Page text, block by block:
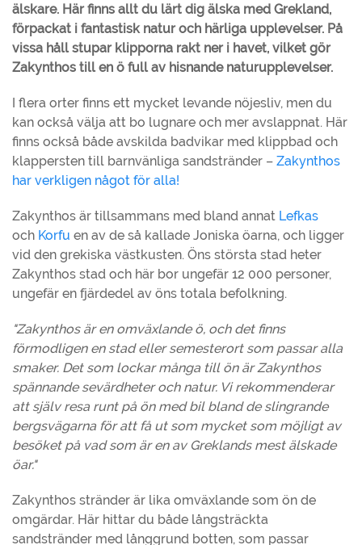
älskare. Här finns allt du lärt dig älska med Grekland,
förpackat i fantastisk natur och härliga upplevelser. På
vissa håll stupar klipporna rakt ner i havet, vilket gör
Zakynthos till en ö full av hisnande naturupplevelser.
I flera orter finns ett mycket levande nöjesliv, men du
kan också välja att bo lugnare och mer avslappnat. Här
finns också både avskilda badvikar med klippbad och
klappersten till barnvänliga sandstränder – Zakynthos
har verkligen något för alla!
Zakynthos är tillsammans med bland annat Lefkas
och Korfu en av de så kallade Joniska öarna, och ligger
vid den grekiska västkusten. Öns största stad heter
Zakynthos stad och här bor ungefär 12 000 personer,
ungefär en fjärdedel av öns totala befolkning.
"Zakynthos är en omväxlande ö, och det finns
förmodligen en stad eller semesterort som passar alla
smaker. Det som lockar många till ön är Zakynthos
spännande sevärdheter och natur. Vi rekommenderar
att själv resa runt på ön med bil bland de slingrande
bergsvägarna för att få ut som mycket som möjligt av
besöket på vad som är en av Greklands mest älskade
öar."
Zakynthos stränder är lika omväxlande som ön de
omgärdar. Här hittar du både långsträckta
sandstränder med långgrund botten, som passar